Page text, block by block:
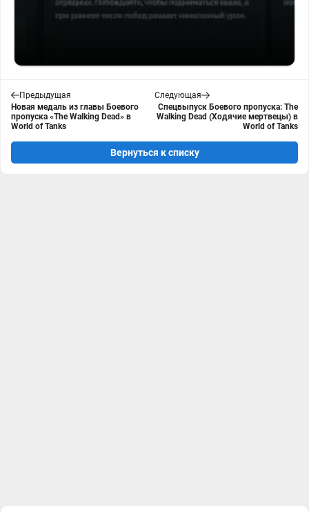
Предыдущая
Новая медаль из главы Боевого
пропуска «The Walking Dead» в
World of Tanks
Следующая
Спецвыпуск Боевого пропуска: The
Walking Dead (Ходячие мертвецы) в
World of Tanks
Вернуться к списку